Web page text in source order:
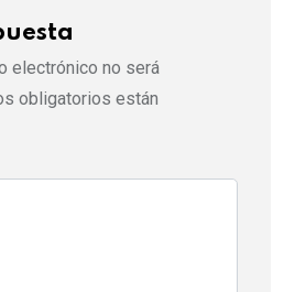
electrónico no será
obligatorios están